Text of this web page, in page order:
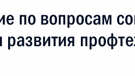
Федеральному Собранию
по важнейшим вопросам
по вопросам
развития